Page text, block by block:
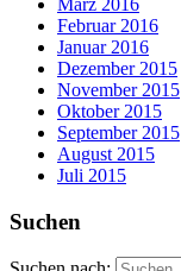
Februar 2016
Januar 2016
Dezember 2015
November 2015
Oktober 2015
September 2015
August 2015
Juli 2015
Suchen